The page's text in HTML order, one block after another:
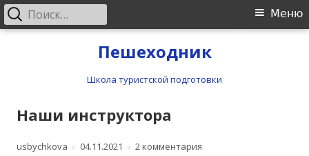
Пешеходник
Школа туристской подготовки
Основное
Меню
Найти:
Наши инструктора
Автор
usbychkova Опубликовано
04.11.2021 2 комментария